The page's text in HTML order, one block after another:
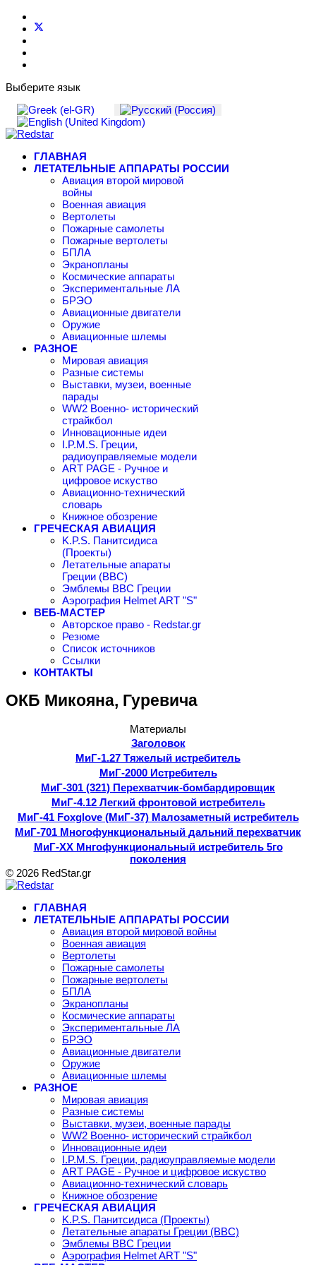
Выберите язык
ГЛАВНАЯ
ЛЕТАТЕЛЬНЫЕ АППАРАТЫ РОССИИ
Авиация второй мировой
войны
Военная авиация
Вертолеты
Пожарные самолеты
Пожарные вертолеты
БПЛА
Экранопланы
Космические аппараты
Экспериментальные ЛА
БРЭО
Авиационные двигатели
Оружие
Авиационные шлемы
РАЗНОЕ
Мировая авиация
Разные системы
Выставки, музеи, военные
парады
WW2 Военно- исторический
страйкбол
Инновационные идеи
I.P.M.S. Греции,
радиоуправляемые модели
ART PAGE - Ручное и
цифровое искуство
Авиационно-технический
словарь
Книжное обозрение
ГРЕЧЕСКАЯ АВИАЦИЯ
K.P.S. Панитсидиса
(Проекты)
Летательные апараты
Греции (ВВС)
Эмблемы ВВС Греции
Аэрография Helmet ART "S"
ВЕБ-МАСТЕР
Авторское право - Redstar.gr
Резюме
Список источников
Ссылки
КОНТАКТЫ
ОКБ Микояна, Гуревича
Материалы
Заголовок
МиГ-1.27 Тяжелый истребитель
МиГ-2000 Истребитель
МиГ-301 (321) Перехватчик-бомбардировщик
МиГ-4.12 Легкий фронтовой истребитель
МиГ-41 Foxglove (МиГ-37) Малозаметный истребитель
МиГ-701 Многофункциональный дальний перехватчик
МиГ-ХХ Мнгофункциональный истребитель 5го
поколения
© 2026 RedStar.gr
ГЛАВНАЯ
ЛЕТАТЕЛЬНЫЕ АППАРАТЫ РОССИИ
Авиация второй мировой войны
Военная авиация
Вертолеты
Пожарные самолеты
Пожарные вертолеты
БПЛА
Экранопланы
Космические аппараты
Экспериментальные ЛА
БРЭО
Авиационные двигатели
Оружие
Авиационные шлемы
РАЗНОЕ
Мировая авиация
Разные системы
Выставки, музеи, военные парады
WW2 Военно- исторический страйкбол
Инновационные идеи
I.P.M.S. Греции, радиоуправляемые модели
ART PAGE - Ручное и цифровое искуство
Авиационно-технический словарь
Книжное обозрение
ГРЕЧЕСКАЯ АВИАЦИЯ
K.P.S. Панитсидиса (Проекты)
Летательные апараты Греции (ВВС)
Эмблемы ВВС Греции
Аэрография Helmet ART "S"